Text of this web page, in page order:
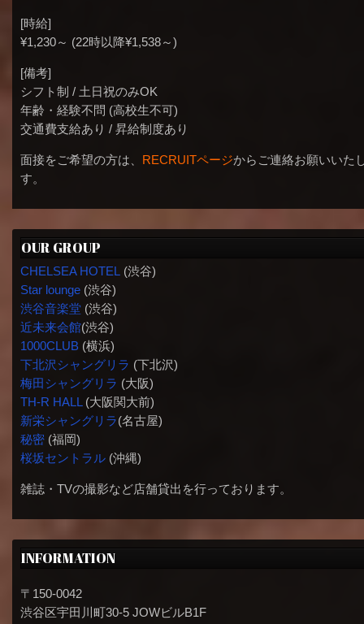
[時給]
¥1,230～ (22時以降¥1,538～)
[備考]
シフト制 / 土日祝のみOK
年齢・経験不問 (高校生不可)
交通費支給あり / 昇給制度あり
面接をご希望の方は、 RECRUITページからご連絡お願いいた
す。
OUR GROUP
CHELSEA HOTEL (渋谷)
Star lounge(渋谷)
渋谷音楽堂(渋谷)
近未来会館(渋谷)
1000CLUB(横浜)
下北沢シャングリラ (下北沢)
梅田シャングリラ (大阪)
TH-R HALL(大阪関大前)
新栄シャングリラ(名古屋)
秘密(福岡)
桜坂セントラル(沖縄)
雑誌・TVの撮影など店舗貸出を行っております。
INFORMATION
〒150-0042
渋谷区宇田川町30-5 JOWビルB1F